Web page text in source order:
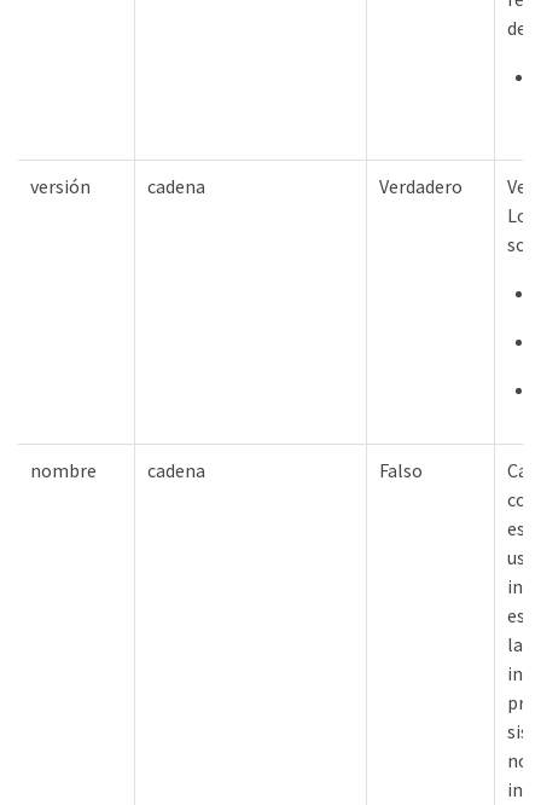
versión cadena Verdadero
son:
nombre cadena Falso
las